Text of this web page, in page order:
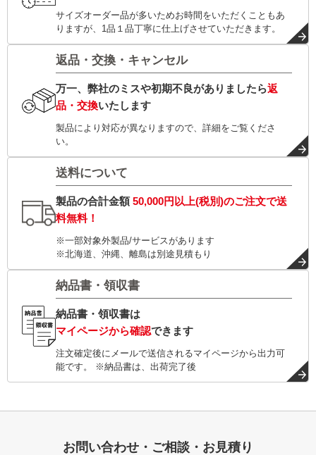
サイズオーダー品が多いためお時間をいただくこともあ
りますが、1品１品丁寧に仕上げさせていただきます。
返品・交換・キャンセル
万一、弊社のミスや初期不良がありましたら返
品・交換いたします
製品により対応が異なりますので、詳細をご覧くださ
い。
送料について
製品の合計金額50,000円以上(税別)のご注文で送
料無料！
※一部対象外製品/サービスがあります
※北海道、沖縄、離島は別途見積もり
納品書・領収書
納品書・領収書は
マイページから確認できます
注文確定後にメールで送信されるマイページから出力可
能です。 ※納品書は、出荷完了後
お問い合わせ・ご相談・お見積り